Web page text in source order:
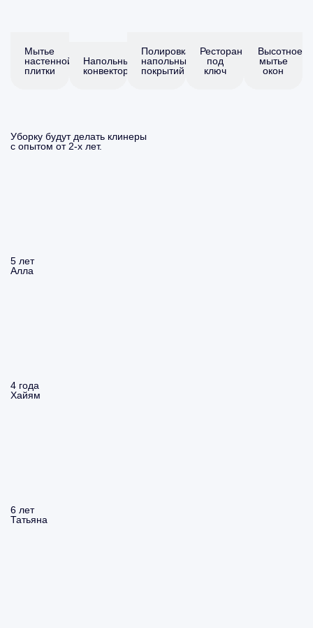
Мытье
настенной
плитки
Напольные
конвекторы
Полировка
напольных
покрытий
Ресторан
под
ключ
Высотное
мытье
окон
Уборку будут делать клинеры
с опытом от 2-х лет.
5 лет
Алла
4 года
Хайям
6 лет
Татьяна